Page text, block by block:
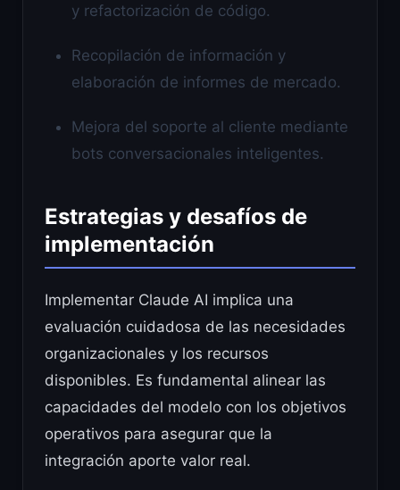
y refactorización de código.
Recopilación de información y
elaboración de informes de mercado.
Mejora del soporte al cliente mediante
bots conversacionales inteligentes.
Estrategias y desafíos de
implementación
Implementar Claude AI implica una
evaluación cuidadosa de las necesidades
organizacionales y los recursos
disponibles. Es fundamental alinear las
capacidades del modelo con los objetivos
operativos para asegurar que la
integración aporte valor real.